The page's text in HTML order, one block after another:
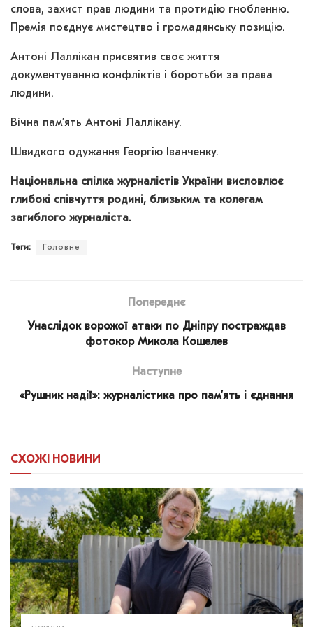
слова, захист прав людини та протидію гнобленню.
Премія поєднує мистецтво і громадянську позицію.
Антоні Лаллікан присвятив своє життя
документуванню конфліктів і боротьби за права
людини.
Вічна пам’ять Антоні Лаллікану.
Швидкого одужання Георгію Іванченку.
Національна спілка журналістів України висловлює
глибокі співчуття родині, близьким та колегам
загиблого журналіста.
Теги: Головне
Попереднє
Унаслідок ворожої атаки по Дніпру постраждав
фотокор Микола Кошелев
Наступне
«Рушник надії»: журналістика про пам’ять і єднання
СХОЖІ НОВИНИ